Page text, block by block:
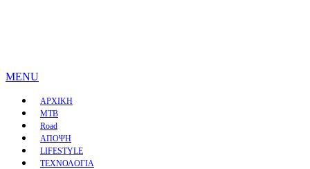
MENU
ΑΡΧΙΚΗ
MTB
Road
ΑΠΟΨΗ
LIFESTYLE
ΤΕΧΝΟΛΟΓΙΑ